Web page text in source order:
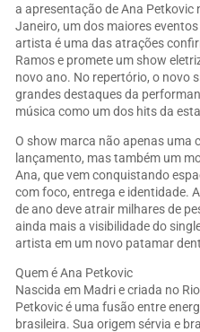
a apresentação de Ana Petkovic
Janeiro, um dos maiores
artista é uma das atrações
Ramos e promete um show
novo ano. No repertório, o novo
grandes destaques da
música como um dos hits da
O show marca não apenas uma
lançamento, mas também um
Ana, que vem conquistando
com foco, entrega e identidade.
de ano deve atrair milhares de
ainda mais a visibilidade do
artista em um novo patamar
Quem é Ana Petkovic
Nascida em Madri e criada no
Petkovic é uma fusão entre
brasileira. Sua origem sérvia e